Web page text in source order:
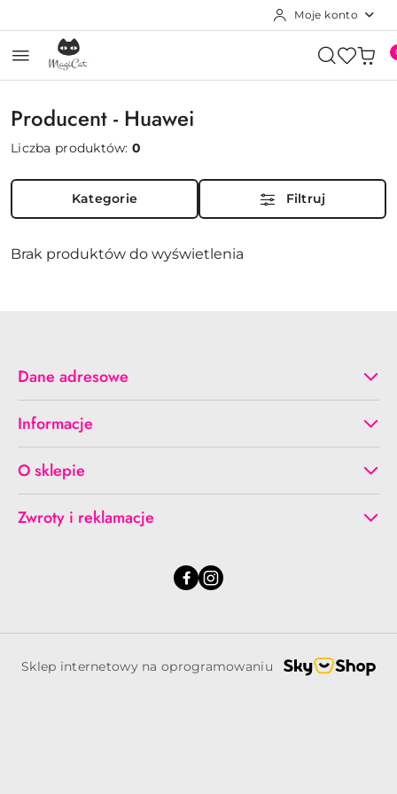
Moje konto
Producent - Huawei
Liczba produktów:0
Kategorie Filtruj
Brak produktów do wyświetlenia
Dane adresowe
Informacje
O sklepie
Zwroty i reklamacje
Sklep internetowy na oprogramowaniu